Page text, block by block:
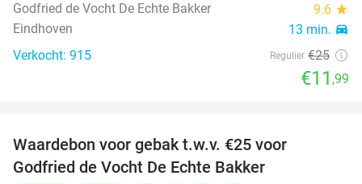
Godfried de Vocht De Echte Bakker
9.6 star
Eindhoven 13 min. directions_car
Verkocht: 915 Regulier €25
€11 ,99
Waardebon voor gebak t.w.v. €25 voor
Godfried de Vocht De Echte Bakker